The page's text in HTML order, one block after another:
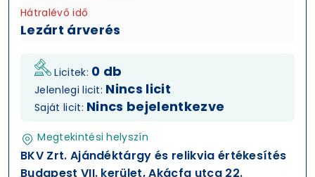
Hátralévő idő
Lezárt árverés
Licitek: 0 db
Jelenlegi licit: Nincs licit
Saját licit: Nincs bejelentkezve
Megtekintési helyszín
BKV Zrt. Ajándéktárgy és relikvia értékesítés
Budapest VII. kerület, Akácfa utca 22.